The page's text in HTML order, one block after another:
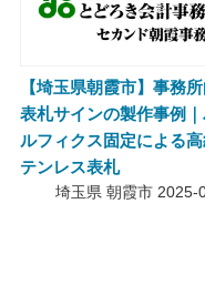
【埼玉県朝霞市】事務
表札サインの製作事例
ルフィクス固定による
テンレス表札
埼玉県 朝霞市 2025-